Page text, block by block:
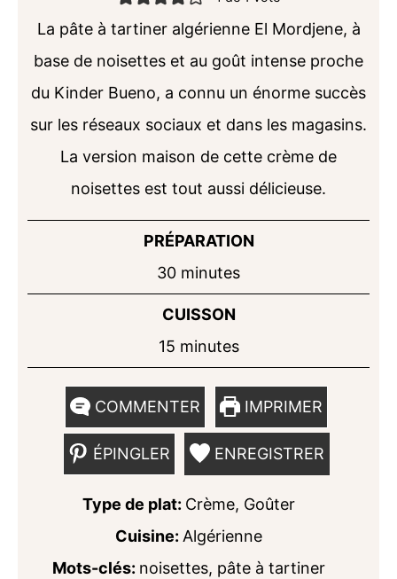
La pâte à tartiner algérienne El Mordjene, à
base de noisettes et au goût intense proche
du Kinder Bueno, a connu un énorme succès
sur les réseaux sociaux et dans les magasins.
La version maison de cette crème de
noisettes est tout aussi délicieuse.
PRÉPARATION
30minutes
minutes
CUISSON
15minutes
minutes
COMMENTER IMPRIMER
ÉPINGLER ENREGISTRER
Type de plat: Crème, Goûter
Cuisine: Algérienne
Mots-clés: noisettes, pâte à tartiner